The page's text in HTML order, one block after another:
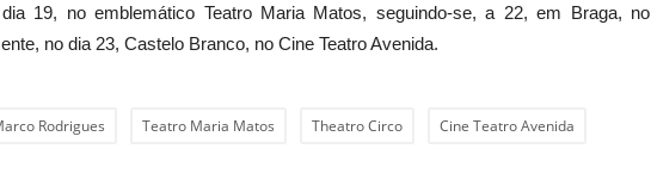
19, no emblemático Teatro Maria Matos, seguindo-se, a 22, em Braga, no
no dia 23, Castelo Branco, no Cine Teatro Avenida.
Rodrigues Teatro Maria Matos Theatro Circo Cine Teatro Avenida